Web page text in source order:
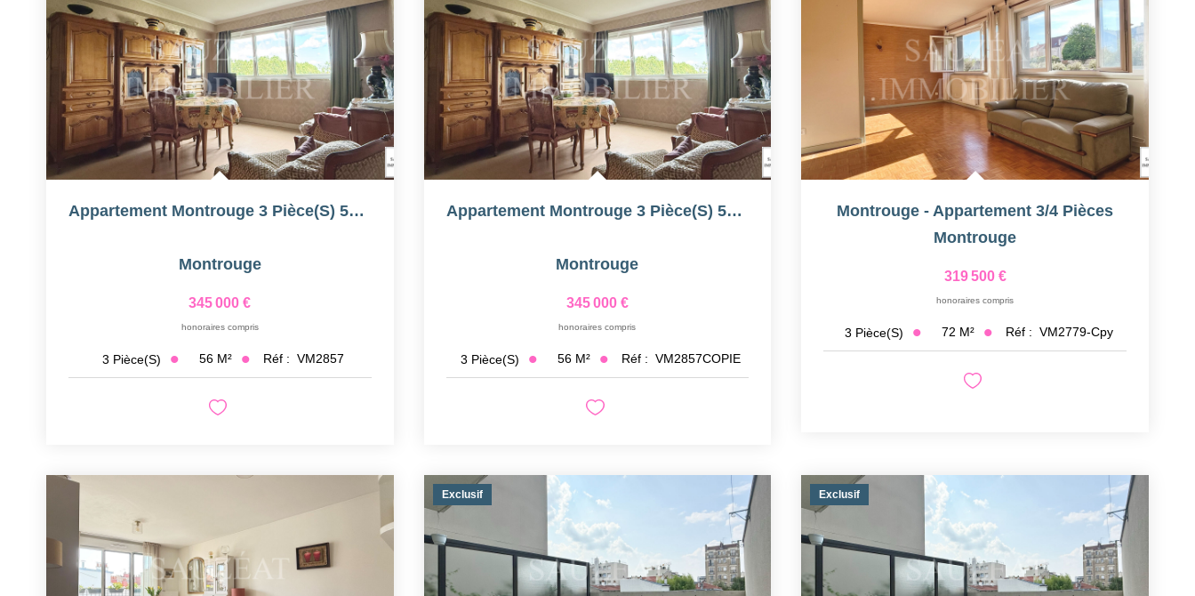
Appartement Montrouge 3 Pièce(s) 56 M2
Montrouge
345 000 €
honoraires compris
3 Pièce(s) 56 M² Réf : VM2857
Appartement Montrouge 3 Pièce(s) 56 M2
Montrouge
345 000 €
honoraires compris
3 Pièce(s) 56 M² Réf : VM2857COPIE
Montrouge - Appartement 3/4 Pièces
Montrouge
319 500 €
honoraires compris
3 Pièce(s) 72 M² Réf : VM2779-Cpy
Exclusif Exclusif